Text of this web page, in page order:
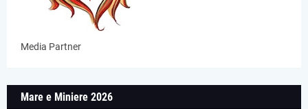
Media Partner
Mare e Miniere 2026